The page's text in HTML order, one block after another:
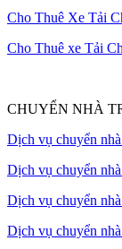
Cho Thuê Xe Tải
Cho Thuê xe Tải
CHUYỂN NHÀ
Dịch vụ chuyển
Dịch vụ chuyển
Dịch vụ chuyển
Dịch vụ chuyển